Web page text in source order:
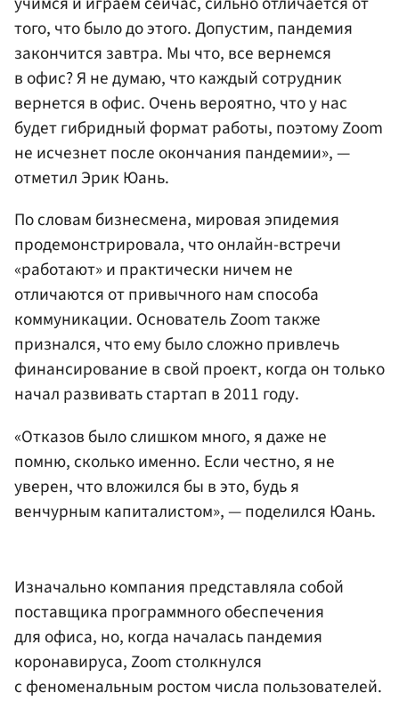
того, что было до этого. Допустим, пандемия
закончится завтра. Мы что, все вернемся
в офис? Я не думаю, что каждый сотрудник
вернется в офис. Очень вероятно, что у нас
будет гибридный формат работы, поэтому Zoom
не исчезнет после окончания пандемии», —
отметил Эрик Юань.
По словам бизнесмена, мировая эпидемия
продемонстрировала, что онлайн-встречи
«работают» и практически ничем не
отличаются от привычного нам способа
коммуникации. Основатель Zoom также
признался, что ему было сложно привлечь
финансирование в свой проект, когда он только
начал развивать стартап в 2011 году.
«Отказов было слишком много, я даже не
помню, сколько именно. Если честно, я не
уверен, что вложился бы в это, будь я
венчурным капиталистом», — поделился Юань.
Изначально компания представляла собой
поставщика программного обеспечения
для офиса, но, когда началась пандемия
коронавируса, Zoom столкнулся
с феноменальным ростом числа пользователей.